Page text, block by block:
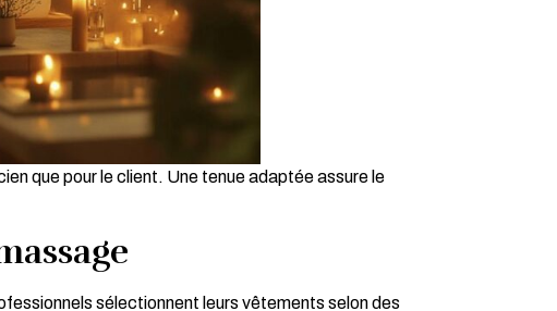
que pour le client. Une tenue adaptée assure le
sélectionnent leurs vêtements selon des